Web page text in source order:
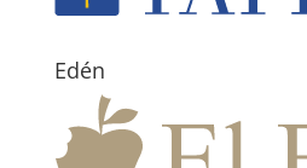
Edén